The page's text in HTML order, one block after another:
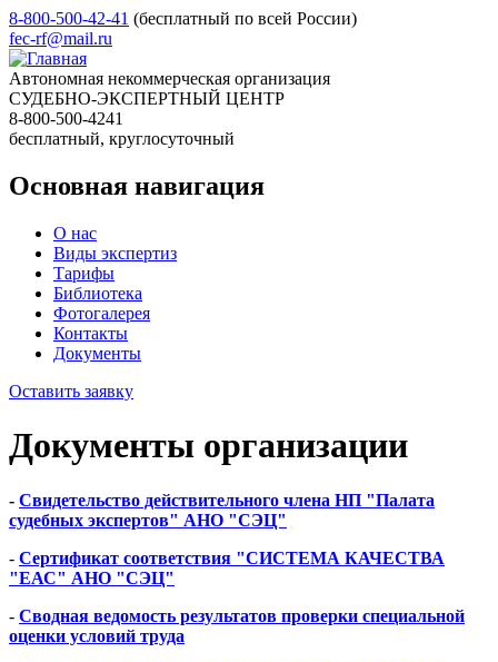
8-800-500-42-41 (бесплатный по всей России)
fec-rf@mail.ru
Автономная некоммерческая организация
СУДЕБНО-ЭКСПЕРТНЫЙ ЦЕНТР
8-800-500-4241
бесплатный, круглосуточный
Основная навигация
О нас
Виды экспертиз
Тарифы
Библиотека
Фотогалерея
Контакты
Документы
Оставить заявку
Документы организации
- Свидетельство действительного члена НП "Палата
судебных экспертов" АНО "СЭЦ"
- Сертификат соответствия "СИСТЕМА КАЧЕСТВА
"ЕАС" АНО "СЭЦ"
- Сводная ведомость результатов проверки специальной
оценки условий труда